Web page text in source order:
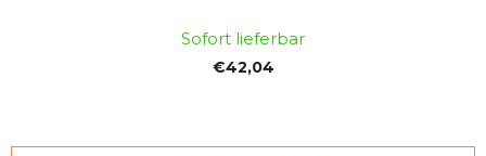
Sofort lieferbar
€42,04